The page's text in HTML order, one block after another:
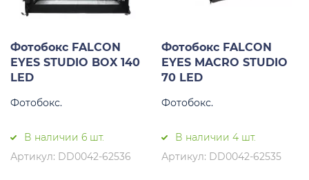
Фотобокс FALCON
EYES STUDIO BOX 140
LED
Фотобокс.
В наличии 6 шт.
Артикул: DD0042-62536
Фотобокс FALCON
EYES MACRO STUDIO
70 LED
Фотобокс.
В наличии 4 шт.
Артикул: DD0042-62535